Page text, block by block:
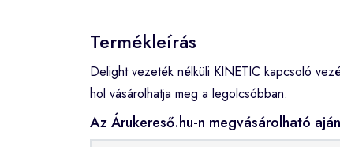
Termékleírás
Delight vezeték nélküli KINETIC kapcsoló
hol vásárolhatja meg a legolcsóbban.
Az Árukereső.hu-n megvásárolható